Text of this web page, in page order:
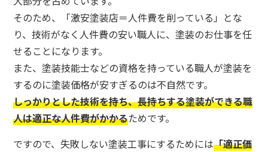
そのため、「激安塗装店＝人件費を削っている」とな
り、技術がなく人件費の安い職人に、塗装のお仕事を任
せることになります。
また、塗装技能士などの資格を持っている職人が塗装を
するのに塗装価格が安すぎるのは不自然です。
しっかりとした技術を持ち、長持ちする塗装ができる職
人は適正な人件費がかかるためです。
ですので、失敗しない塗装工事にするためには「適正価